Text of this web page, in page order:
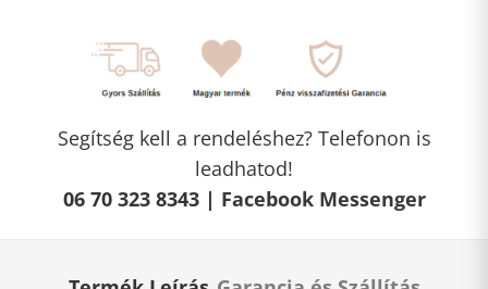
Segítség kell a rendeléshez? Telefonon is
leadhatod!
06 70 323 8343 | Facebook Messenger